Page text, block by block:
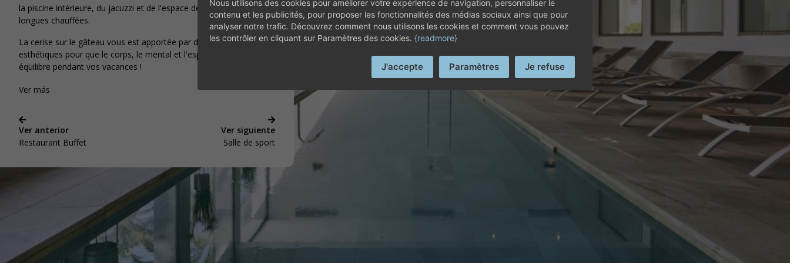
ENTDECKEN SIE DAS HOTEL PLAYA GOLF
la piscine intérieure, du jacuzzi et de l'espace détente avec chaises
longues chauffées.
La cerise sur le gâteau vous est apportée par des soins
esthétiques pour que le corps, le mental et l'esprit soient en
équilibre pendant vos vacances !
Ver más
Ver anterior
Restaurant Buffet
Ver siguiente
Salle de sport
Nous utilisons des cookies pour améliorer votre expérience de navigation, personnaliser le
contenu et les publicités, pour proposer les fonctionnalités des médias sociaux ainsi que pour
analyser notre trafic. Découvrez comment nous utilisons les cookies et comment vous pouvez
les contrôler en cliquant sur Paramètres des cookies. {readmore}
J'accepte Paramètres Je refuse